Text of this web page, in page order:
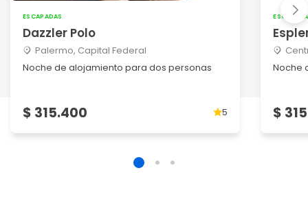
ESCAPADAS
Dazzler Polo
Palermo, Capital Federal
Noche de alojamiento para dos personas
$ 315.400 5
Noche
$